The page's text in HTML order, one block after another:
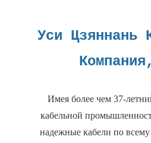
Уси Цзяннань
Имея более чем 37-
кабельной
надежные кабели по